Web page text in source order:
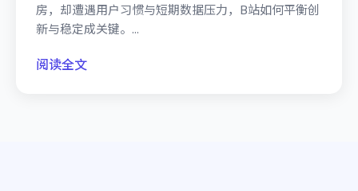
房，却遭遇用户习惯与短期数据压力，B站如何平衡创
新与稳定成关键。...
阅读全文